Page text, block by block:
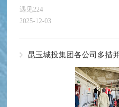
遇见224
2025-12-03
昆玉城投集团各公司多措